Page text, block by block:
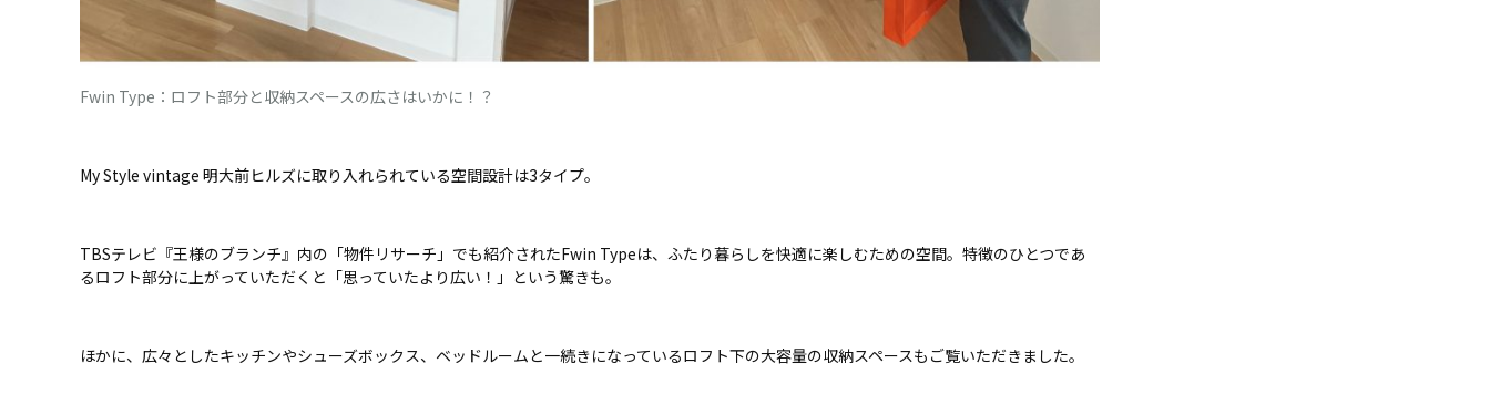
Fwin Type：ロフト部分と収納スペースの広さはいかに！？
My Style vintage 明大前ヒルズに取り入れられている空間設計は3タイプ。
TBSテレビ『王様のブランチ』内の「物件リサーチ」でも紹介されたFwin Typeは、ふたり暮らしを快適に楽しむための空間。特徴のひとつであ
るロフト部分に上がっていただくと「思っていたより広い！」という驚きも。
ほかに、広々としたキッチンやシューズボックス、ベッドルームと一続きになっているロフト下の大容量の収納スペースもご覧いただきました。